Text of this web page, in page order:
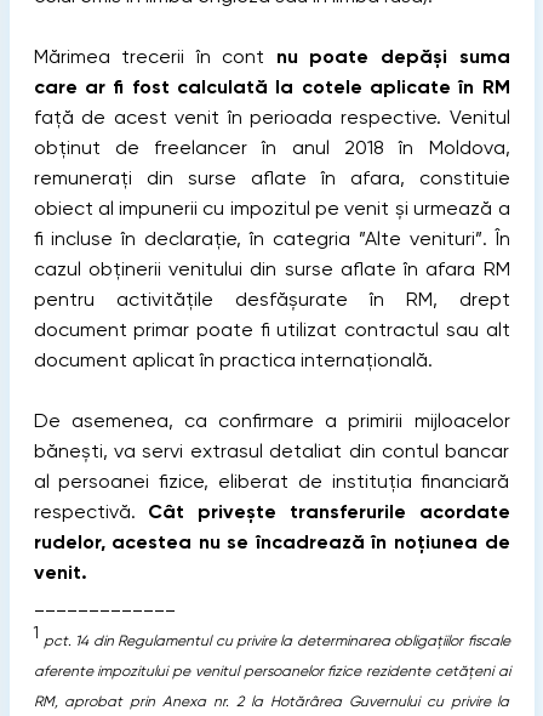
Mărimea trecerii în cont nu poate depăşi suma
care ar fi fost calculată la cotele aplicate în RM
faţă de acest venit în perioada respective. Venitul
obținut de freelancer în anul 2018 în Moldova,
remunerați din surse aflate în afara, constituie
obiect al impunerii cu impozitul pe venit și urmează a
fi incluse în declarație, în categria ”Alte venituri”. În
cazul obținerii venitului din surse aflate în afara RM
pentru activitățile desfășurate în RM, drept
document primar poate fi utilizat contractul sau alt
document aplicat în practica internațională.
De asemenea, ca confirmare a primirii mijloacelor
bănești, va servi extrasul detaliat din contul bancar
al persoanei fizice, eliberat de instituția financiară
respectivă. Cât privește transferurile acordate
rudelor, acestea nu se încadrează în noțiunea de
venit.
1 pct. 14 din Regulamentul cu privire la determinarea obligaţiilor fiscale
aferente impozitului pe venitul persoanelor fizice rezidente cetățeni ai
RM, aprobat prin Anexa nr. 2 la Hotărârea Guvernului cu privire la